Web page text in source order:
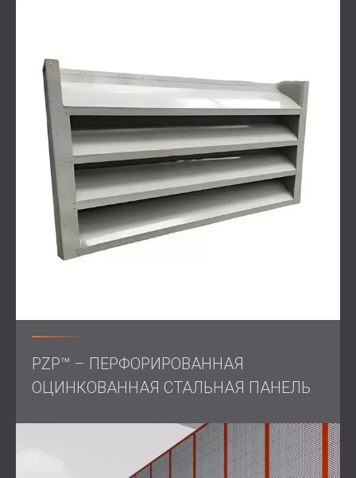
предотвращения перегрева.
Объем работ
Осмотр на местеи оценка шумового загрязнения
Разработка индивидуального
звукоизолирующего кожуха для теплового
насоса
Интеграция вентиляционных элементов для
поддержания надлежащего воздушного потока
Решение
звукоизоляционный кожух вокруг теплового насоса.
Кожух изготовлен из высокоэффективных
акустических панелей, способных снижать уровень
PZP™ – ПЕРФОРИРОВАННАЯ
ОЦИНКОВАННАЯ СТАЛЬНАЯ ПАНЕЛЬ